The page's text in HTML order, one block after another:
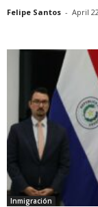
Felipe Santos - April
Inmigración